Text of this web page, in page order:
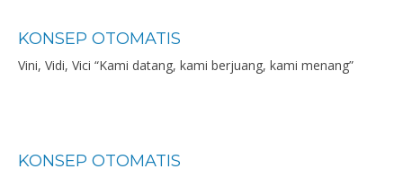
KONSEP OTOMATIS
Vini, Vidi, Vici “Kami datang, kami berjuang, kami menang”
KONSEP OTOMATIS